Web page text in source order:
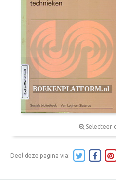
Selecteer
Deel deze pagina via: